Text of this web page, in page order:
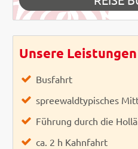
Unsere Leistungen
Busfahrt
spreewaldtypisches
Führung durch die
ca. 2 h Kahnfahrt